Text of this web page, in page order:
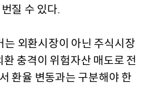
질 수 있다.
외환시장이 아닌 주식시장
환 충격이 위험자산 매도로 전
환율 변동과는 구분해야 한